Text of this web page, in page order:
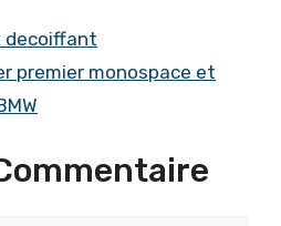
decoiffant
premier monospace et